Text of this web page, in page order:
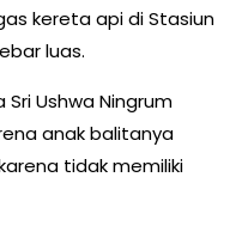
kereta api di Stasiun
luas.
Ushwa Ningrum
anak balitanya
tidak memiliki